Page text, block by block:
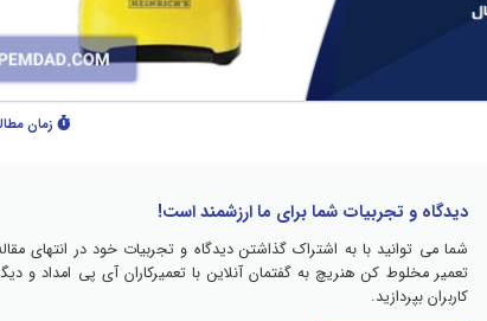
زمان
دیدگاه و تجربیات شما برای ما ارزشمند است!
شما می توانید با به اشتراک گذاشتن دیدگاه و تجربیات خود در انتهای
تعمیر مخلوط کن هنریچ به گفتمان آنلاین با تعمیرکاران آی پی امداد و
کاربران بپردازید.